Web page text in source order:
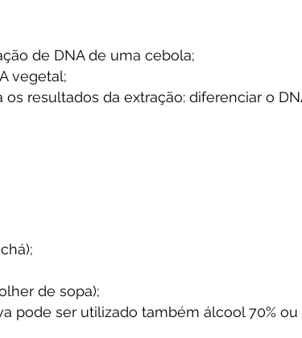
de DNA de uma cebola;
vegetal;
resultados da extração: diferenciar o
de sopa);
pode ser utilizado também álcool 70%